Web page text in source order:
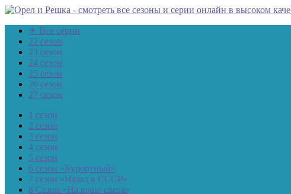
☀ Все серии
22 сезон
23 сезон
24 сезон
25 сезон
26 сезон
27 сезон
1 сезон
2 сезон
3 сезон
4 сезон
5 сезон
6 сезон «Курортный»
7 сезон «Назад в СССР»
8 Сезон «На краю света»